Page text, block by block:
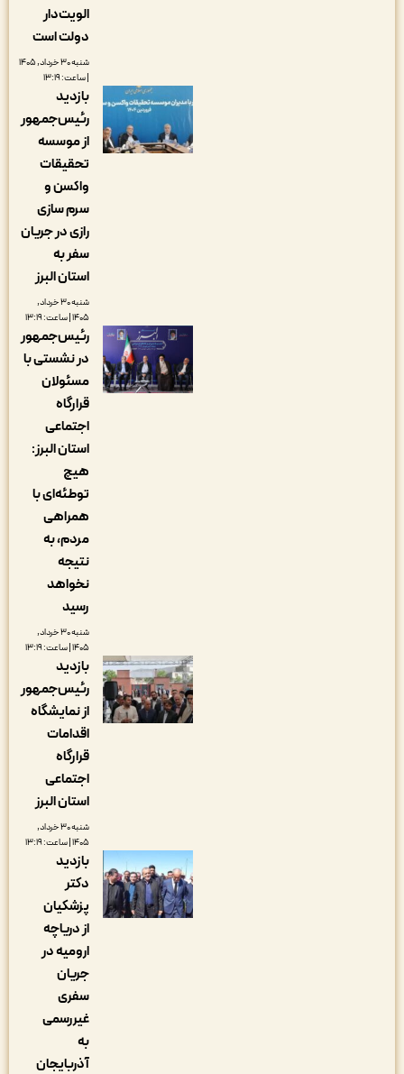
الویت‌دار
دولت است
شنبه ۳۰ خرداد, ۱۴۰۵
بازدید
رئیس‌جمهور
از موسسه
تحقیقات
واکسن و
سرم سازی
رازی در جریان
استان البرز
شنبه ۳۰ خرداد,
رئیس‌جمهور
در نشستی با
مسئولان
اجتماعی
استان البرز:
توطئه‌ای با
همراهی
مردم، به
نخواهد
شنبه ۳۰ خرداد,
بازدید
رئیس‌جمهور
از نمایشگاه
اقدامات
اجتماعی
استان البرز
شنبه ۳۰ خرداد,
بازدید
دکتر
پزشکیان
از دریاچه
ارومیه در
غیررسمی
آذربایجان